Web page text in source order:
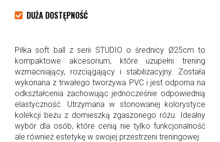
DUŻA DOSTĘPNOŚĆ
Piłka soft ball z serii STUDIO o średnicy Ø25cm to
kompaktowe akcesorium, które uzupełni trening
wzmacniający, rozciągający i stabilizacyjny. Została
wykonana z trwałego tworzywa PVC i jest odporna na
odkształcenia zachowując jednocześnie odpowiednią
elastyczność. Utrzymana w stonowanej kolorystyce
kolekcji beżu z domieszką zgaszonego różu. Idealny
wybór dla osób, które cenią nie tylko funkcjonalność
ale również estetykę w swojej przestrzeni treningowej.